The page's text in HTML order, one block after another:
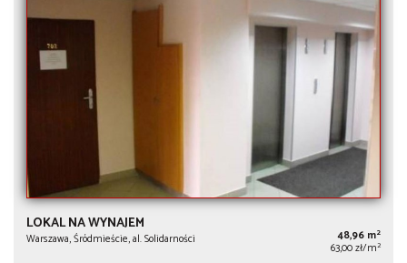
LOKAL NA WYNAJEM
Warszawa, Śródmieście, al. Solidarności 48,96 m2
63,00 zł/m2